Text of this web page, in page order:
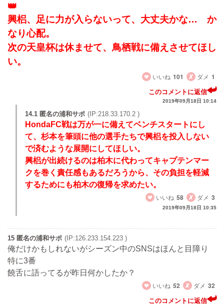
興梠、足に力が入らないって、大丈夫かな… か
なり心配。
次の天皇杯は休ませて、鳥栖戦に備えさせてほし
い。
いいね 101 ダメ 1
このコメントに返信
2019年09月18日 10:14
14.1 匿名の浦和サポ (IP:218.33.170.2 )
HondaFC戦は万が一に備えてベンチスタートにし
て、杉本を筆頭に他の選手たちで興梠を投入しない
で済むような展開にしてほしい。
興梠が出続けるのは柏木に代わってキャプテンマー
クを巻く責任感もあるだろうから、その負担を軽減
するためにも柏木の復帰を求めたい。
いいね 58 ダメ 3
2019年09月18日 10:35
15 匿名の浦和サポ (IP:126.233.154.223 )
俺だけかもしれないがシーズン中のSNSはほんと目障り
特に3番
饒舌に語ってるが昨日何かしたか？
いいね 52 ダメ 32
このコメントに返信